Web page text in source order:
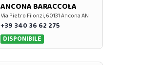
ANCONA BARACCOLA
Via Pietro Filonzi, 60131 Ancona AN
+39 340 36 62 275
DISPONIBILE